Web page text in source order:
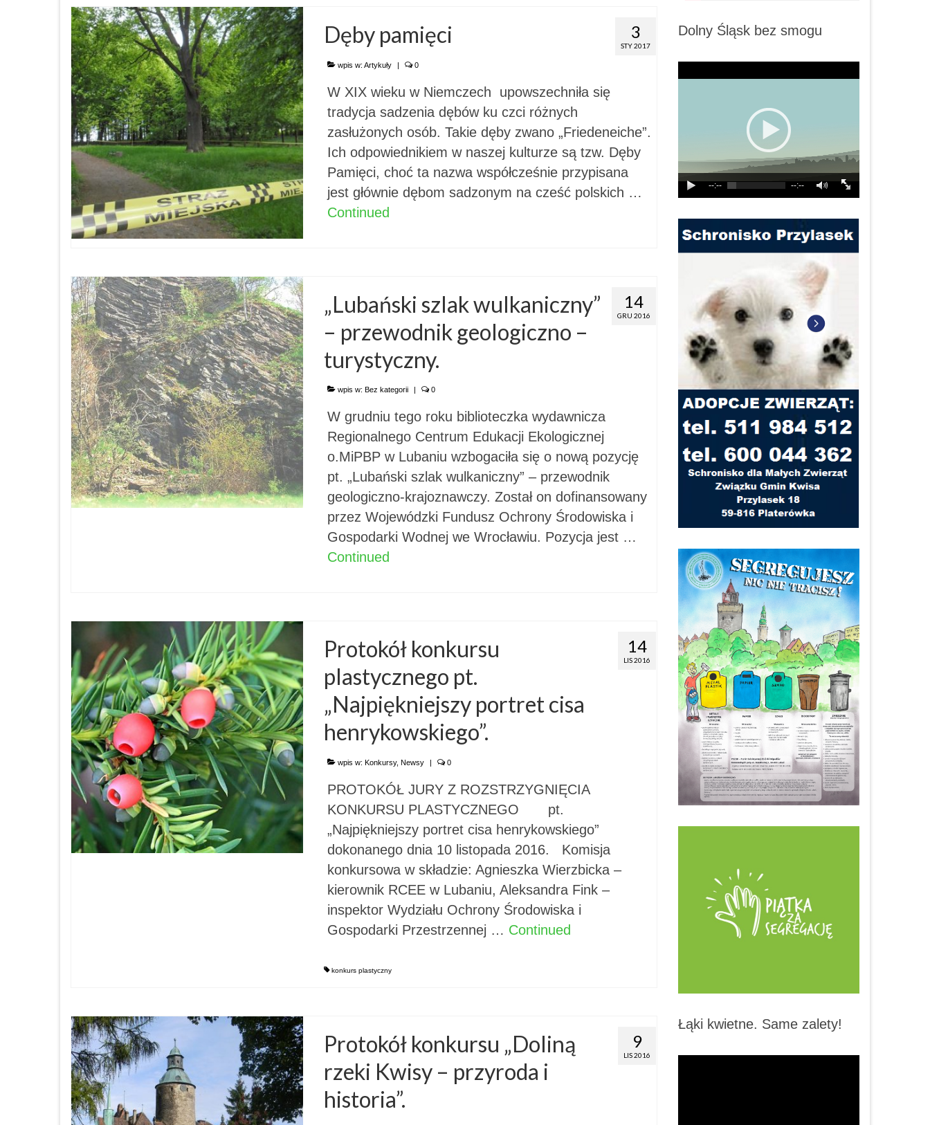
3
STY 2017
Dęby pamięci
wpis w: Artykuły | 0
W XIX wieku w Niemczech upowszechniła się
tradycja sadzenia dębów ku czci różnych
zasłużonych osób. Takie dęby zwano „Friedeneiche”.
Ich odpowiednikiem w naszej kulturze są tzw. Dęby
Pamięci, choć ta nazwa współcześnie przypisana
jest głównie dębom sadzonym na cześć polskich …
Continued
14
GRU 2016
„Lubański szlak wulkaniczny”
– przewodnik geologiczno –
turystyczny.
wpis w: Bez kategorii 0
W grudniu tego roku biblioteczka wydawnicza
Regionalnego Centrum Edukacji Ekologicznej
o.MiPBP w Lubaniu wzbogaciła się o nową pozycję
pt. „Lubański szlak wulkaniczny” – przewodnik
geologiczno-krajoznawczy. Został on dofinansowany
przez Wojewódzki Fundusz Ochrony Środowiska i
Gospodarki Wodnej we Wrocławiu. Pozycja jest …
Continued
14
LIS 2016
Protokół konkursu
plastycznego pt.
„Najpiękniejszy portret cisa
henrykowskiego”.
wpis w: Konkursy, Newsy | 0
PROTOKÓŁ JURY Z ROZSTRZYGNIĘCIA
KONKURSU PLASTYCZNEGO pt.
„Najpiękniejszy portret cisa henrykowskiego”
dokonanego dnia 10 listopada 2016. Komisja
konkursowa w składzie: Agnieszka Wierzbicka –
kierownik RCEE w Lubaniu, Aleksandra Fink –
inspektor Wydziału Ochrony Środowiska i
Gospodarki Przestrzennej … Continued
konkurs plastyczny
9
LIS 2016
Protokół konkursu „Doliną
rzeki Kwisy – przyroda i
historia”.
Dolny Śląsk bez smogu
--:-- --:--
Łąki kwietne. Same zalety!